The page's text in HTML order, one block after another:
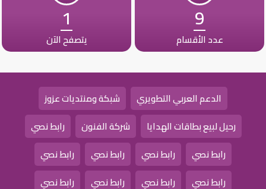
9
عدد الأقسام
1
يتصفح الآن
الدعم العربي التطويري
شبكة ومنتديات عزوز
رحيل لبيع بطاقات الهدايا
شركة الفنون
رابط نصي
رابط نصي
رابط نصي رابط نصي
رابط نصي
رابط نصي
رابط نصي رابط نصي رابط نصي